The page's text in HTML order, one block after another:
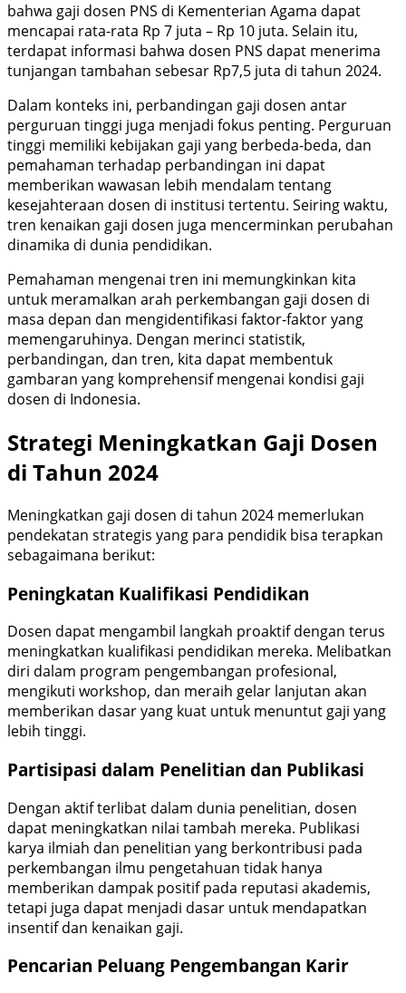
bahwa gaji dosen PNS di Kementerian Agama dapat
mencapai rata-rata Rp 7 juta – Rp 10 juta. Selain itu,
terdapat informasi bahwa dosen PNS dapat menerima
tunjangan tambahan sebesar Rp7,5 juta di tahun 2024.
Dalam konteks ini, perbandingan gaji dosen antar
perguruan tinggi juga menjadi fokus penting. Perguruan
tinggi memiliki kebijakan gaji yang berbeda-beda, dan
pemahaman terhadap perbandingan ini dapat
memberikan wawasan lebih mendalam tentang
kesejahteraan dosen di institusi tertentu. Seiring waktu,
tren kenaikan gaji dosen juga mencerminkan perubahan
dinamika di dunia pendidikan.
Pemahaman mengenai tren ini memungkinkan kita
untuk meramalkan arah perkembangan gaji dosen di
masa depan dan mengidentifikasi faktor-faktor yang
memengaruhinya. Dengan merinci statistik,
perbandingan, dan tren, kita dapat membentuk
gambaran yang komprehensif mengenai kondisi gaji
dosen di Indonesia.
Strategi Meningkatkan Gaji Dosen
di Tahun 2024
Meningkatkan gaji dosen di tahun 2024 memerlukan
pendekatan strategis yang para pendidik bisa terapkan
sebagaimana berikut:
Peningkatan Kualifikasi Pendidikan
Dosen dapat mengambil langkah proaktif dengan terus
meningkatkan kualifikasi pendidikan mereka. Melibatkan
diri dalam program pengembangan profesional,
mengikuti workshop, dan meraih gelar lanjutan akan
memberikan dasar yang kuat untuk menuntut gaji yang
lebih tinggi.
Partisipasi dalam Penelitian dan Publikasi
Dengan aktif terlibat dalam dunia penelitian, dosen
dapat meningkatkan nilai tambah mereka. Publikasi
karya ilmiah dan penelitian yang berkontribusi pada
perkembangan ilmu pengetahuan tidak hanya
memberikan dampak positif pada reputasi akademis,
tetapi juga dapat menjadi dasar untuk mendapatkan
insentif dan kenaikan gaji.
Pencarian Peluang Pengembangan Karir